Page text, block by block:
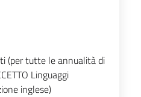
(per tutte le annualità di
Linguaggi
inglese)